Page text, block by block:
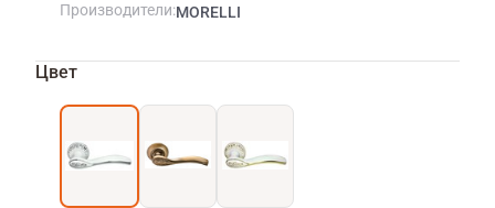
Производители MORELLI
Цвет